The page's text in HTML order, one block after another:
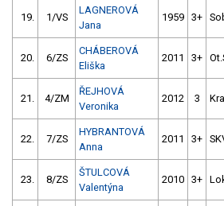
19. 1/VS
LAGNEROVÁ
Jana
1959 3+
20. 6/ZS
CHÁBEROVÁ
Eliška
2011 3+
21. 4/ZM
ŘEJHOVÁ
Veronika
2012 3
22. 7/ZS
HYBRANTOVÁ
Anna
2011 3+
23. 8/ZS
ŠTULCOVÁ
Valentýna
2010 3+